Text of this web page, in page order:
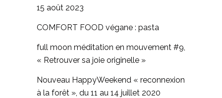
15 août 2023
COMFORT FOOD végane : pasta
full moon méditation en mouvement #9,
« Retrouver sa joie originelle »
Nouveau HappyWeekend « reconnexion
à la forêt », du 11 au 14 juillet 2020